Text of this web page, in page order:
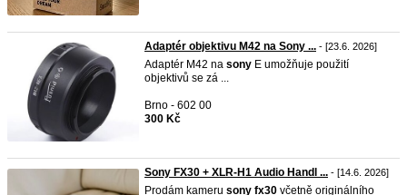
Adaptér objektivu M42 na Sony ... - [23.6. 2026]
Adaptér M42 na sony E umožňuje použití
objektivů se zá ...
Brno - 602 00
300 Kč
Sony FX30 + XLR-H1 Audio Handl ... - [14.6. 2026]
Prodám kameru sony fx30 včetně originálního